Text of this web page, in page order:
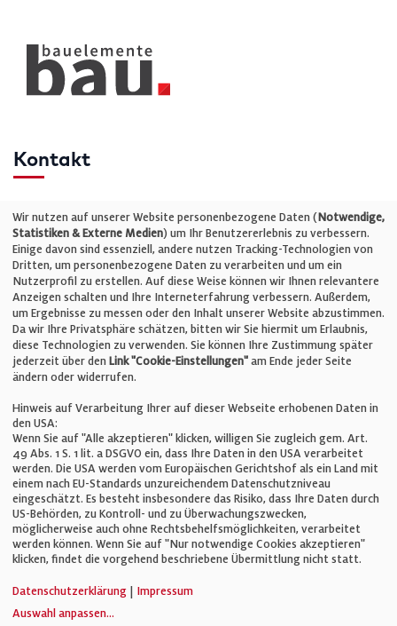
Kontakt
Telefon: +49 (0)711 2585563-0
E-Mail:info@bauelemente-bau.eu
Unternehmen
Impressum
Cookie-Einstellungen
AGB
© Verlag für Fachpublizistik GmbH
Wir nutzen auf unserer Website personenbezogene Daten (Notwendige,
Statistiken & Externe Medien) um Ihr Benutzererlebnis zu verbessern.
Einige davon sind essenziell, andere nutzen Tracking-Technologien von
Dritten, um personenbezogene Daten zu verarbeiten und um ein
Nutzerprofil zu erstellen. Auf diese Weise können wir Ihnen relevantere
Anzeigen schalten und Ihre Interneterfahrung verbessern. Außerdem,
um Ergebnisse zu messen oder den Inhalt unserer Website abzustimmen.
Da wir Ihre Privatsphäre schätzen, bitten wir Sie hiermit um Erlaubnis,
diese Technologien zu verwenden. Sie können Ihre Zustimmung später
jederzeit über den Link "Cookie-Einstellungen" am Ende jeder Seite
ändern oder widerrufen.
Hinweis auf Verarbeitung Ihrer auf dieser Webseite erhobenen Daten in
den USA:
Wenn Sie auf "Alle akzeptieren" klicken, willigen Sie zugleich gem. Art.
49 Abs. 1 S. 1 lit. a DSGVO ein, dass Ihre Daten in den USA verarbeitet
werden. Die USA werden vom Europäischen Gerichtshof als ein Land mit
einem nach EU-Standards unzureichendem Datenschutzniveau
eingeschätzt. Es besteht insbesondere das Risiko, dass Ihre Daten durch
US-Behörden, zu Kontroll- und zu Überwachungszwecken,
möglicherweise auch ohne Rechtsbehelfsmöglichkeiten, verarbeitet
werden können. Wenn Sie auf "Nur notwendige Cookies akzeptieren"
klicken, findet die vorgehend beschriebene Übermittlung nicht statt.
Datenschutzerklärung
Impressum
Auswahl anpassen...